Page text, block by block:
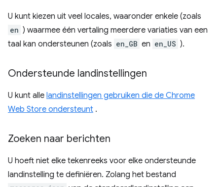
U kunt kiezen uit veel locales, waaronder enkele (zoals
en ) waarmee één vertaling meerdere variaties van een
taal kan ondersteunen (zoals en_GB en en_US ).
Ondersteunde landinstellingen
U kunt alle landinstellingen gebruiken die de Chrome
Web Store ondersteunt .
Zoeken naar berichten
U hoeft niet elke tekenreeks voor elke ondersteunde
landinstelling te definiëren. Zolang het bestand